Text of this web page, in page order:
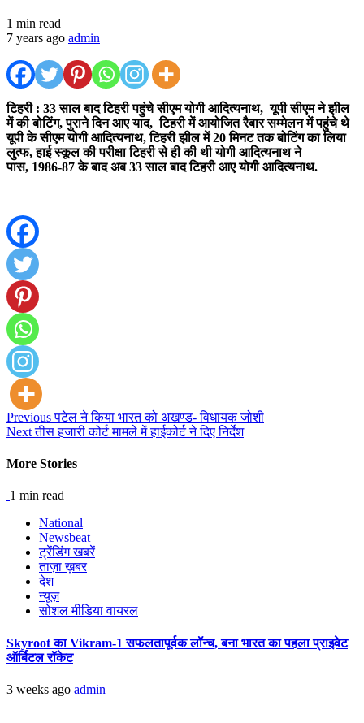
1 min read
7 years ago admin
टिहरी : 33साल बाद टिहरी पहुंचे सीएम योगी आदित्यनाथ, यूपी सीएम ने झील
में की बोटिंग,पुराने दिन आए याद, टिहरी में आयोजित रैबार सम्मेलन में पहुंचे थे
यूपी के सीएम योगी आदित्यनाथ,टिहरी झील में20मिनट तक बोटिंग का लिया
लुत्फ, हाई स्कूल की परीक्षा टिहरी से ही की थी योगी आदित्यनाथ ने
पास, 1986-87के बाद अब33साल बाद टिहरी आए योगी आदित्यनाथ.
Continue
Reading
Previousपटेल ने किया भारत को अखण्ड- विधायक जोशी
Nextतीस हजारी कोर्ट मामले में हाईकोर्ट ने दिए निर्देश
More Stories
1 min read
National
Newsbeat
ट्रेंडिंग खबरें
ताज़ा ख़बर
देश
न्यूज़
सोशल मीडिया वायरल
Skyroot का Vikram-1 सफलतापूर्वक लॉन्च, बना भारत का पहला प्राइवेट
ऑर्बिटल रॉकेट
3 weeks ago admin